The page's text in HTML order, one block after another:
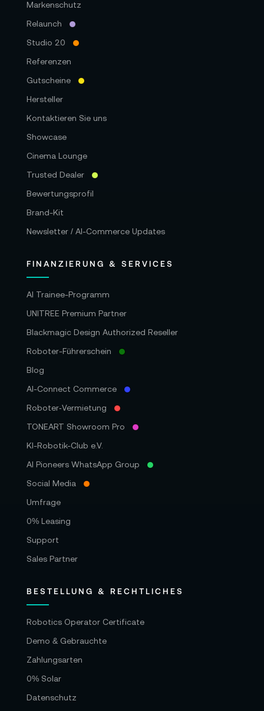
Markenschutz
Relaunch
Studio 2.0
Referenzen
Gutscheine
Hersteller
Kontaktieren Sie uns
Showcase
Cinema Lounge
Trusted Dealer
Bewertungsprofil
Brand-Kit
Newsletter / AI-Commerce Updates
FINANZIERUNG & SERVICES
AI Trainee-Programm
UNITREE Premium Partner
Blackmagic Design Authorized Reseller
Roboter-Führerschein
Blog
AI-Connect Commerce
Roboter‑Vermietung
TONEART Showroom Pro
KI-Robotik-Club e.V.
AI Pioneers WhatsApp Group
Social Media
Umfrage
0% Leasing
Support
Sales Partner
BESTELLUNG & RECHTLICHES
Robotics Operator Certificate
Demo & Gebrauchte
Zahlungsarten
0% Solar
Datenschutz